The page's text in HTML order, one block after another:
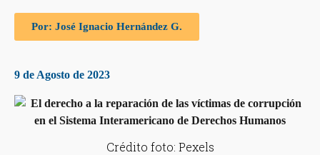
Por: José Ignacio Hernández G.
9 de Agosto de 2023
Crédito foto: Pexels